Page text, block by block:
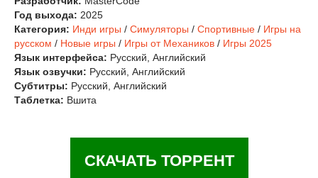
Год выхода: 2025
Категория: Инди игры / Симуляторы / Спортивные / Игры на
русском / Новые игры / Игры от Механиков / Игры 2025
Язык интерфейса: Русский, Английский
Язык озвучки: Русский, Английский
Субтитры: Русский, Английский
Таблетка: Вшита
СКАЧАТЬ ТОРРЕНТ